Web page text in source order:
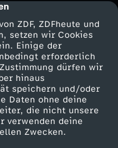
ZDF, ZDFheute und
setzen wir Cookies
Einige der
erforderlich
dürfen wir
hinaus
speichern und/oder
Daten ohne deine
die nicht unsere
verwenden deine
Zwecken.
zum ZDF